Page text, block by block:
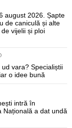
august 2026. Șapte
de caniculă și alte
vijelii și ploi
vara? Specialiștii
o idee bună
intră în
Națională a dat undă